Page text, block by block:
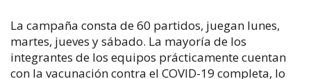
La campaña consta de 60 partidos, juegan lunes,
martes, jueves y sábado. La mayoría de los
integrantes de los equipos prácticamente cuentan
con la vacunación contra el COVID-19 completa, lo